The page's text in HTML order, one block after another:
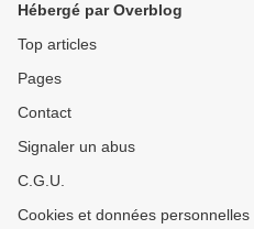
Hébergé par Overblog
Top articles
Pages
Contact
Signaler un abus
C.G.U.
Cookies et données personnelles